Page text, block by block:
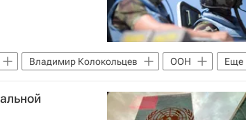
Еще
Владимир Колокольцев
ООН